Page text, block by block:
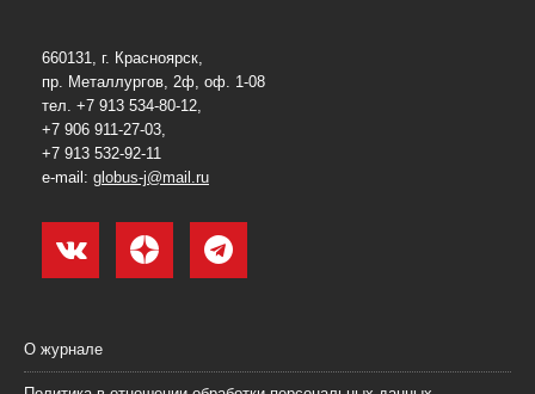
660131, г. Красноярск,
пр. Металлургов, 2ф, оф. 1-08
тел. +7 913 534-80-12,
+7 906 911-27-03,
+7 913 532-92-11
e-mail: globus-j@mail.ru
О журнале